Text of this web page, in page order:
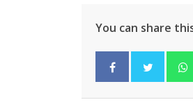
You can share